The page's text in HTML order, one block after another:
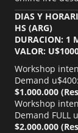
DIAS Y
HS (ARG)
DURACION: 1
VALOR:
Workshop
Demand u$400:
$1.000.000
Workshop
Demand FULL
$2.000.000